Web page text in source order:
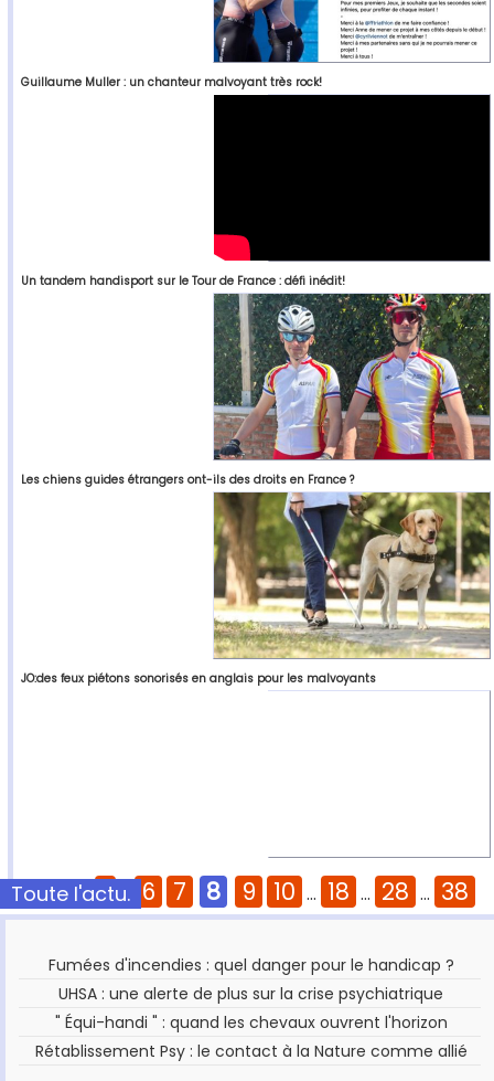
Guillaume Muller : un chanteur malvoyant très rock!
Un tandem handisport sur le Tour de France : défi inédit!
Les chiens guides étrangers ont-ils des droits en France ?
JO:des feux piétons sonorisés en anglais pour les malvoyants
Pages : 1 ... 6 7 8 9 10 ... 18 ... 28 ... 38
Toute l'actu.
Fumées d'incendies : quel danger pour le handicap ?
UHSA : une alerte de plus sur la crise psychiatrique
" Équi-handi " : quand les chevaux ouvrent l'horizon
Rétablissement Psy : le contact à la Nature comme allié